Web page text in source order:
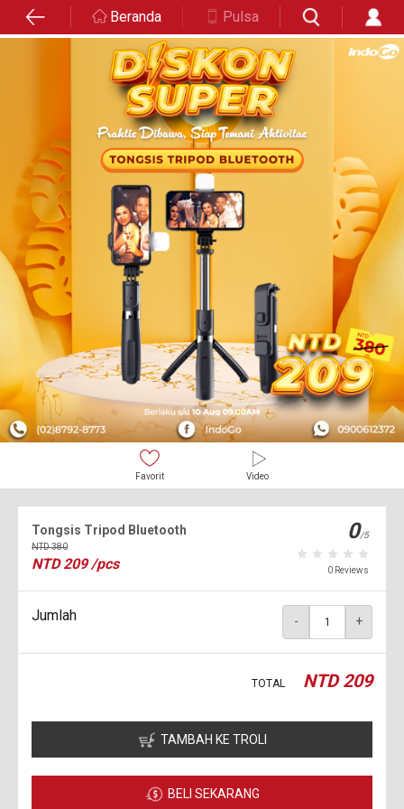
Beranda Pulsa
Favorit Video
Tongsis Tripod Bluetooth
NTD380
NTD209 /pcs
0/5
0 Reviews
Jumlah - +
TOTAL NTD209
TAMBAH KE TROLI
BELI SEKARANG